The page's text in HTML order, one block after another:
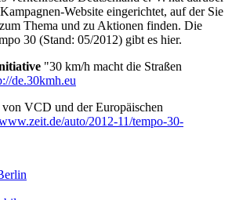
Website eingerichtet, auf der Sie
Thema und zu Aktionen finden. Die
30 (Stand: 05/2012) gibt es hier.
"30 km/h macht die Straßen
de.30kmh.eu
von VCD und der Europäischen
auto/2012-11/tempo-30-